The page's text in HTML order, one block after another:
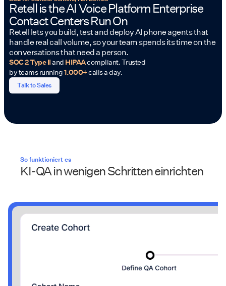
Retell is the AI Voice Platform Enterprise
Contact Centers Run On
Retell lets you build, test and deploy AI phone agents that
handle real call volume, so your team spends its time on the
conversations that need a person.
SOC 2 Type IIand HIPAAcompliant. Trusted
by teams running1.000+calls a day.
Talk to Sales
So funktioniert es
KI-QA in wenigen Schritten einrichten